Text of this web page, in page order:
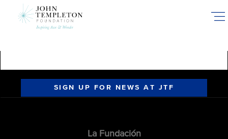
SIGN UP FOR NEWS AT JTF
La Fundación